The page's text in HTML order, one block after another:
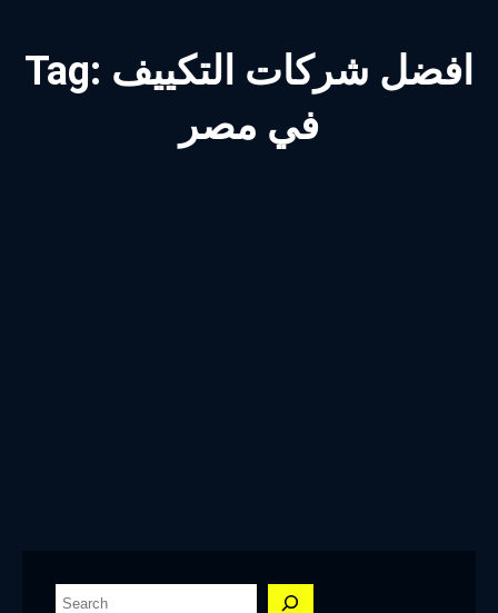
Tag: افضل شركات التكييف
في مصر
S